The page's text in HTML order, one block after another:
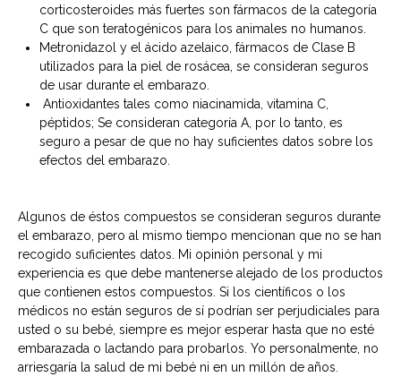
corticosteroides más fuertes son fármacos de la categoría
C que son teratogénicos para los animales no humanos.
Metronidazol y el ácido azelaico, fármacos de Clase B
utilizados para la piel de rosácea, se consideran seguros
de usar durante el embarazo.
Antioxidantes tales como niacinamida, vitamina C,
péptidos; Se consideran categoría A, por lo tanto, es
seguro a pesar de que no hay suficientes datos sobre los
efectos del embarazo.
Algunos de éstos compuestos se consideran seguros durante
el embarazo, pero al mismo tiempo mencionan que no se han
recogido suficientes datos. Mi opinión personal y mi
experiencia es que debe mantenerse alejado de los productos
que contienen estos compuestos. Si los científicos o los
médicos no están seguros de sí podrían ser perjudiciales para
usted o su bebé, siempre es mejor esperar hasta que no esté
embarazada o lactando para probarlos. Yo personalmente, no
arriesgaría la salud de mi bebé ni en un millón de años.